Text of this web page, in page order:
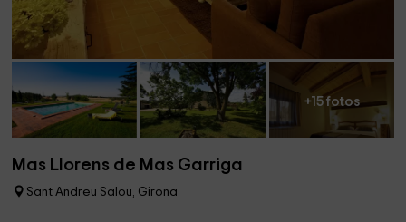
+15 fotos
Mas Llorens de Mas Garriga
Sant Andreu Salou, Girona